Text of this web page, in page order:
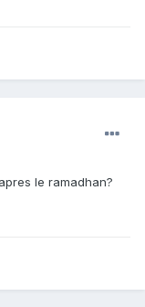
le ramadhan?